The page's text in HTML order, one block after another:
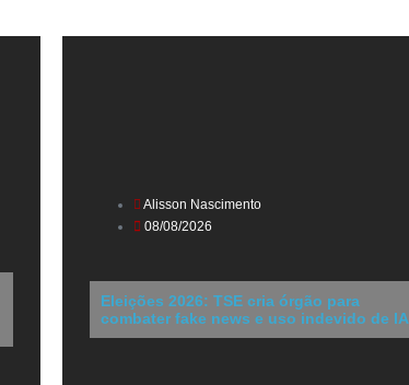
Alisson Nascimento
08/08/2026
Eleições 2026: TSE cria órgão para
combater fake news e uso indevido de IA